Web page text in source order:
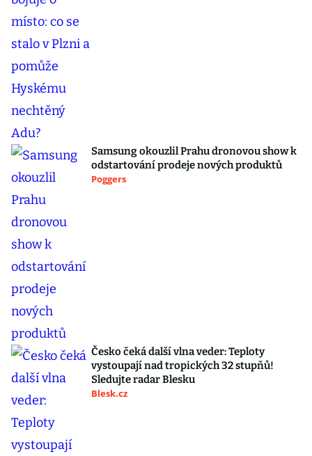
Samsung okouzlil Prahu dronovou show k
odstartování prodeje nových produktů
Poggers
Česko čeká další vlna veder: Teploty
vystoupají nad tropických 32 stupňů!
Sledujte radar Blesku
Blesk.cz